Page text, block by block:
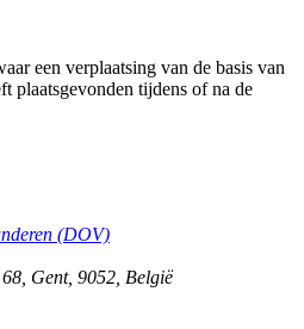
een verplaatsing van de basis van
plaatsgevonden tijdens of na de
(DOV)
Gent, 9052 België